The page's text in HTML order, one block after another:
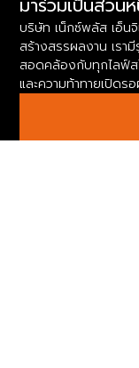
มาร่วมเป็นส่วน
บริษัท เน็กซ์พลัส เอ็น
สร้างสรรผลงาน เรา
สอดคล้องกับทุกไลฟ์ส
และความท้าทายเปิด